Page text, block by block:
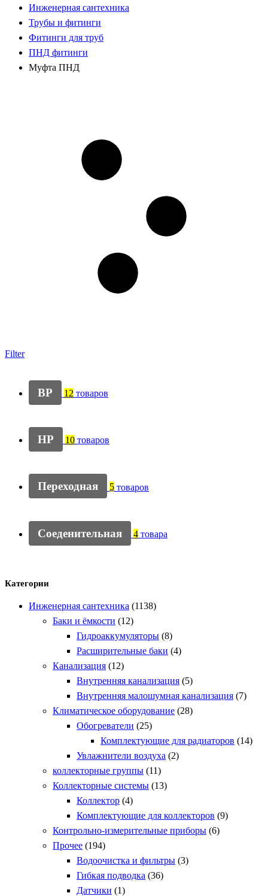
Инженерная сантехника
Трубы и фитинги
Фитинги для труб
ПНД фитинги
Муфта ПНД
Filter
ВР 12 товаров
НР 10 товаров
Переходная 5 товаров
Соеденительная 4 товара
Категории
Инженерная сантехника (1138)
Баки и ёмкости (12)
Гидроаккумуляторы (8)
Расширительные баки (4)
Канализация (12)
Внутренняя канализация (5)
Внутренняя малошумная канализация (7)
Климатическое оборудование (28)
Обогреватели (25)
Комплектующие для радиаторов (14)
Увлажнители воздуха (2)
коллекторные группы (11)
Коллекторные системы (13)
Коллектор (4)
Комплектующие для коллекторов (9)
Контрольно-измерительные приборы (6)
Прочее (194)
Водоочистка и фильтры (3)
Гибкая подводка (36)
Датчики (1)